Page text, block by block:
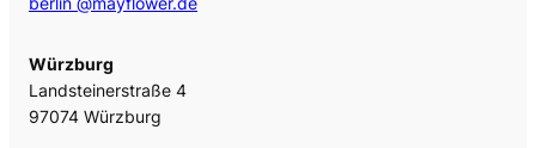
Würzburg
Landsteinerstraße 4
97074 Würzburg